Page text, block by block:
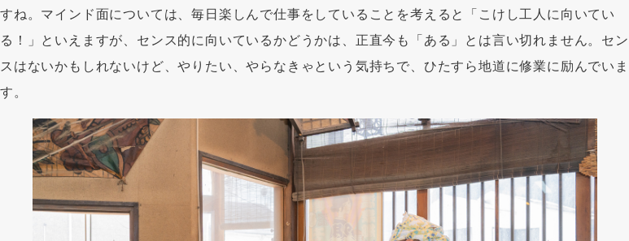
すね。マインド面については、毎日楽しんで仕事をしていることを考えると「こけし工人に向いてい
る！」といえますが、センス的に向いているかどうかは、正直今も「ある」とは言い切れません。セン
スはないかもしれないけど、やりたい、やらなきゃという気持ちで、ひたすら地道に修業に励んでいま
す。